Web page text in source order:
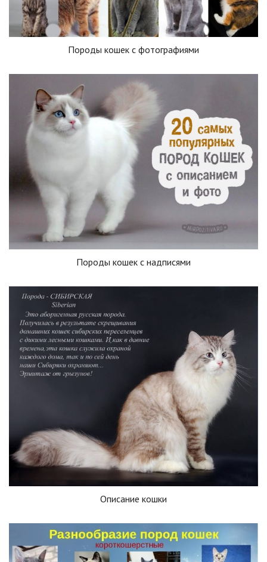
Породы кошек с фотографиями
Породы кошек с надписями
Описание кошки